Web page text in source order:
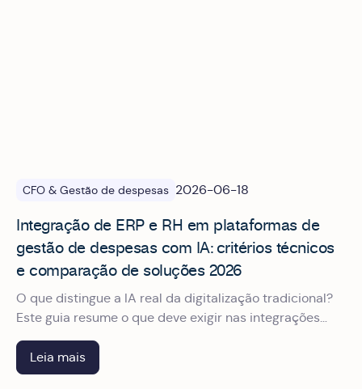
CFO & Gestão de despesas 2026-06-18
Integração de ERP e RH em plataformas de
gestão de despesas com IA: critérios técnicos
e comparação de soluções 2026
O que distingue a IA real da digitalização tradicional?
Este guia resume o que deve exigir nas integrações
para não ter surpresas depois da assinatura.
Leia mais